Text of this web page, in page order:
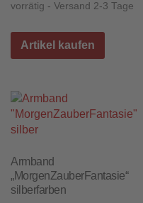
vorrätig - Versand 2-3 Tage
Artikel kaufen
Armband
„MorgenZauberFantasie“
silberfarben